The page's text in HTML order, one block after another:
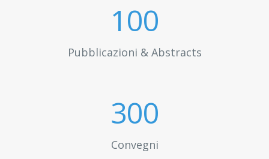
100
Pubblicazioni & Abstracts
300
Convegni